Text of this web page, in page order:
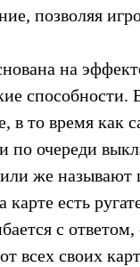
позволяя
на
способности.
в то время как
по очереди
же называют
есть
с
всех своих